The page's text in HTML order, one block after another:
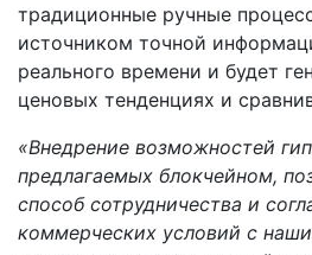
традиционные ручные
источником точной
реального времени и будет
ценовых тенденциях и
«Внедрение возможностей
предлагаемых блокчейном,
способ сотрудничества и
коммерческих условий с